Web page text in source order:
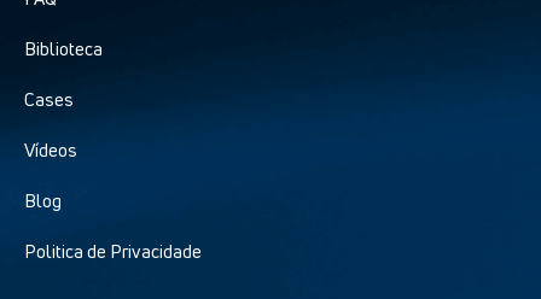
Biblioteca
Cases
Vídeos
Blog
Politica de Privacidade